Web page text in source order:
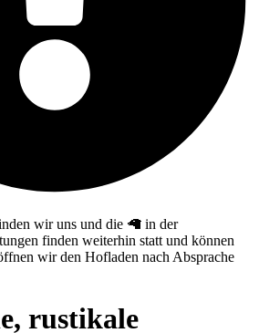
wir uns und die 🦙 in der
finden weiterhin statt und können
wir den Hofladen nach Absprache
rustikale